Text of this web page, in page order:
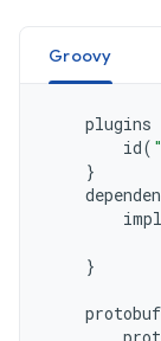
Groovy
plugins
id(
}
}
protobuf